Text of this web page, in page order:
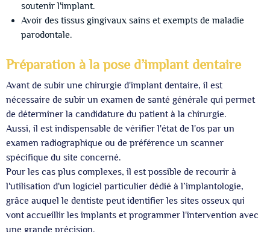
soutenir l'implant.
Avoir des tissus gingivaux sains et exempts de maladie
parodontale.
Préparation à la pose d’implant dentaire
Avant de subir une chirurgie d'implant dentaire, il est
nécessaire de subir un examen de santé générale qui permet
de déterminer la candidature du patient à la chirurgie.
Aussi, il est indispensable de vérifier l'état de l'os par un
examen radiographique ou de préférence un scanner
spécifique du site concerné.
Pour les cas plus complexes, il est possible de recourir à
l'utilisation d'un logiciel particulier dédié à l’implantologie,
grâce auquel le dentiste peut identifier les sites osseux qui
vont accueillir les implants et programmer l'intervention avec
une grande précision.